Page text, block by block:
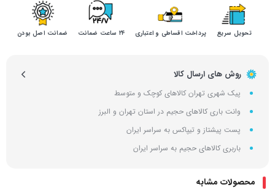
تحویل سریع پرداخت اقساطی و اعتباری ۲۴ ساعت ضمانت ضمانت اصل بودن
روش های ارسال کالا
پیک شهری تهران کالاهای کوچک و متوسط
وانت باری کالاهای حجیم در استان تهران و البرز
پست پیشتاز و تیپاکس به سراسر ایران
باربری کالاهای حجیم به سراسر ایران
محصولات مشابه